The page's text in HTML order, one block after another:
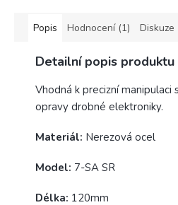
Popis Hodnocení (1) Diskuze
Detailní popis produktu
Vhodná k precizní
opravy drobné elektroniky.
Materiál: Nerezová ocel
Model: 7-SA SR
Délka: 120mm